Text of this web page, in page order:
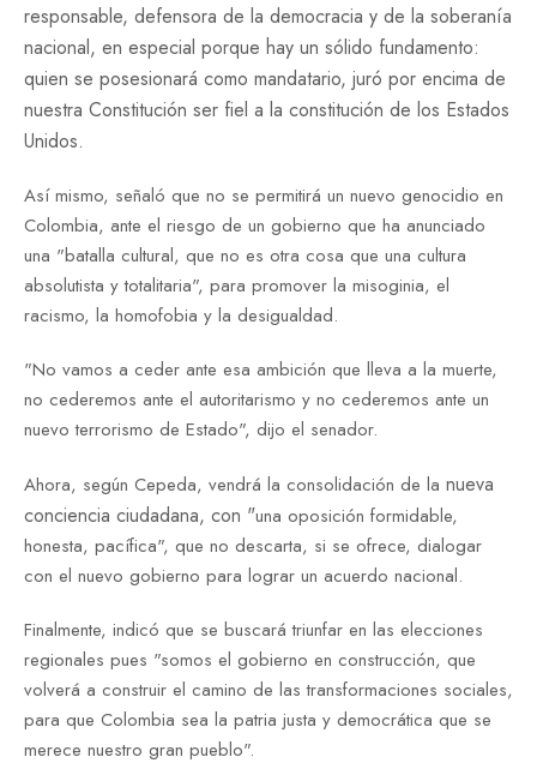
responsable, defensora de la democracia y de la soberanía
nacional, en especial porque hay un sólido fundamento:
quien se posesionará como mandatario, juró por encima de
nuestra Constitución ser fiel a la constitución de los Estados
Unidos.
Así mismo, señaló que no se permitirá un nuevo genocidio en
Colombia, ante el riesgo de un gobierno que ha anunciado
una "batalla cultural, que no es otra cosa que una cultura
absolutista y totalitaria", para promover la misoginia, el
racismo, la homofobia y la desigualdad.
"No vamos a ceder ante esa ambición que lleva a la muerte,
no cederemos ante el autoritarismo y no cederemos ante un
nuevo terrorismo de Estado", dijo el senador.
Ahora, según Cepeda, vendrá la consolidación de la nueva
conciencia ciudadana, con "una oposición formidable,
honesta, pacífica", que no descarta, si se ofrece, dialogar
con el nuevo gobierno para lograr un acuerdo nacional.
Finalmente, indicó que se buscará triunfar en las elecciones
regionales pues "somos el gobierno en construcción, que
volverá a construir el camino de las transformaciones sociales,
para que Colombia sea la patria justa y democrática que se
merece nuestro gran pueblo".